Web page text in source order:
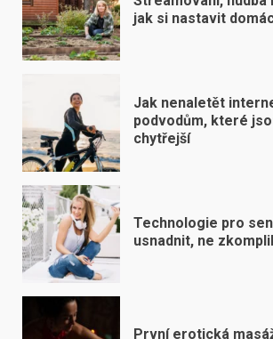
jak si nastavit
Jak nenaletět
podvodům, které
chytřejší
Technologie pro
usnadnit, ne
První erotická